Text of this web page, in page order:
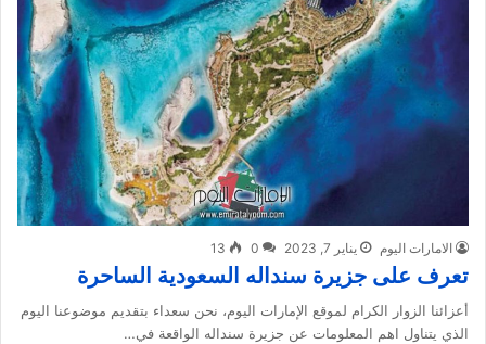
الامارات اليوم يناير 7, 2023 0
13
تعرف على جزيرة سنداله السعودية الساحرة
أعزائنا الزوار الكرام لموقع الإمارات اليوم، نحن سعداء بتقديم موضوعنا اليوم
الذي يتناول اهم المعلومات عن جزيرة سنداله الواقعة في…